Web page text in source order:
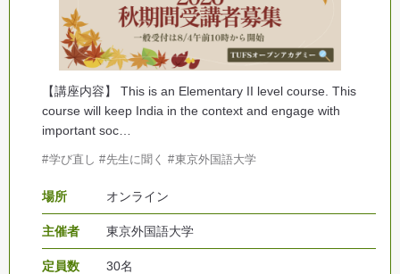
【講座内容】 This is an Elementary II level course. This
course will keep India in the context and engage with
important soc…
学び直し 先生に聞く 東京外国語大学
場所 オンライン
主催者 東京外国語大学
定員数 30名